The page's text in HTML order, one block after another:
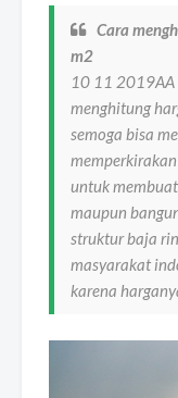
Cara
m2
10 11 2019AA
menghitung
semoga bisa
untuk
maupun
struktur baja
masyarakat
karena